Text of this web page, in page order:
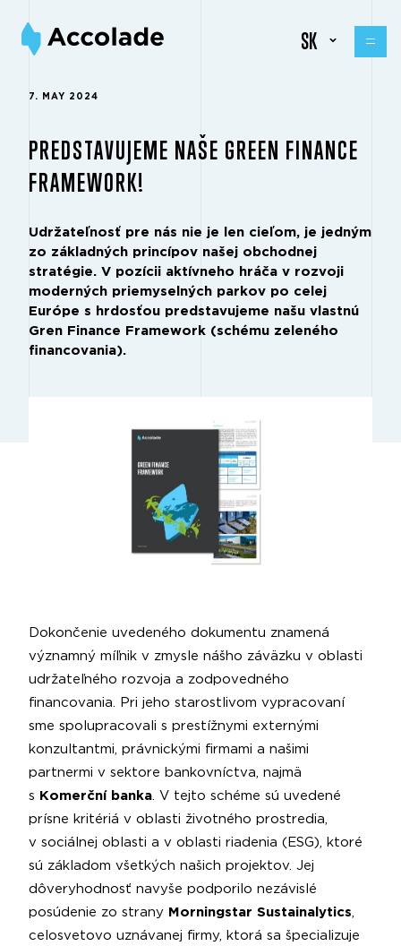
SK
7. MAY 2024
PREDSTAVUJEME NAŠE GREEN FINANCE
FRAMEWORK!
Udržateľnosť pre nás nie je len cieľom, je jedným
zo základných princípov našej obchodnej
stratégie. V pozícii aktívneho hráča v rozvoji
moderných priemyselných parkov po celej
Európe s hrdosťou predstavujeme našu vlastnú
Gren Finance Framework (schému zeleného
financovania).
Dokončenie uvedeného dokumentu znamená
významný míľnik v zmysle nášho záväzku v oblasti
udržateľného rozvoja a zodpovedného
financovania. Pri jeho starostlivom vypracovaní
sme spolupracovali s prestížnymi externými
konzultantmi, právnickými firmami a našimi
partnermi v sektore bankovníctva, najmä
s Komerční banka . V tejto schéme sú uvedené
prísne kritériá v oblasti životného prostredia,
v sociálnej oblasti a v oblasti riadenia (ESG), ktoré
sú základom všetkých našich projektov. Jej
dôveryhodnosť navyše podporilo nezávislé
posúdenie zo strany Morningstar Sustainalytics
celosvetovo uznávanej firmy, ktorá sa špecializuje